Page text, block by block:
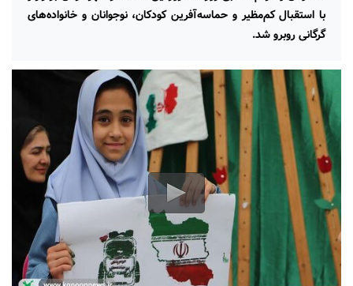
با استقبال کم‌مظیر و حماسه‌آفرین کودکان، نوجوانان و خانواده‌های
گرگانی روبرو شد.